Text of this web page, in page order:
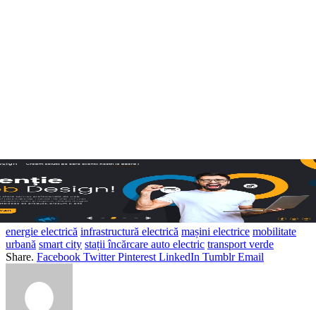
energie electrică infrastructură electrică mașini electrice mobilitate
urbană smart city stații încărcare auto electric transport verde
Share. Facebook Twitter Pinterest LinkedIn Tumblr Email